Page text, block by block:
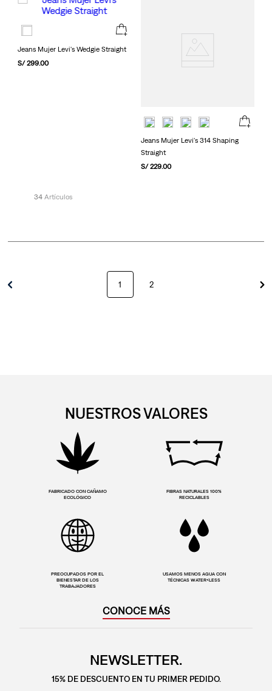
Jeans Mujer Levi's Wedgie Straight
S/ 299.00
Jeans Mujer Levi's 314 Shaping
Straight
S/ 229.00
34
1 2
NUESTROS VALORES
FABRICADO CON CAÑAMO
ECOLÓGICO
FIBRAS NATURALES 100%
RECICLABLES
PREOCUPADOS POR EL
BIENESTAR DE LOS
TRABAJADORES
USAMOS MENOS AGUA CON
TÉCNICAS WATER<LESS
CONOCE MÁS
NEWSLETTER.
15% DE DESCUENTO EN TU PRIMER PEDIDO.